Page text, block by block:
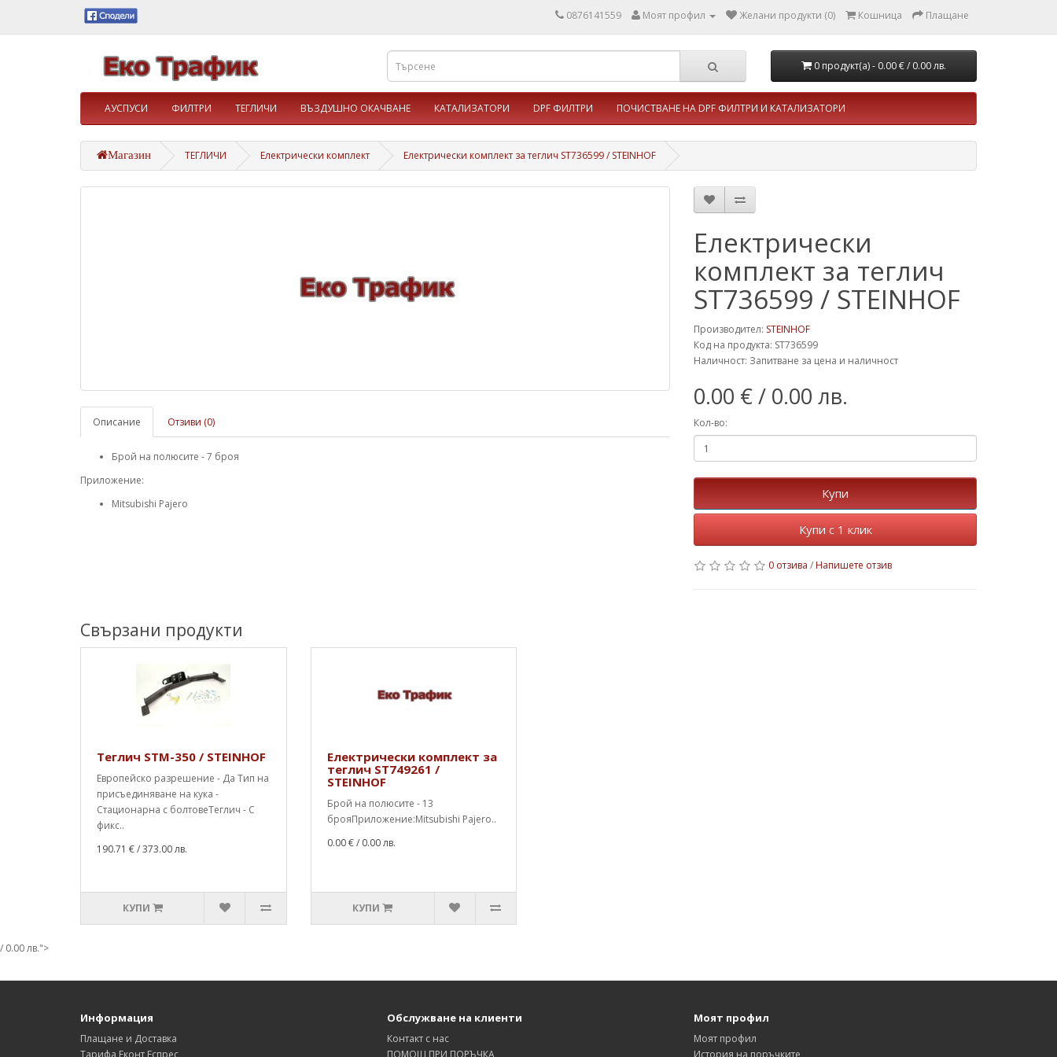
0876141559 Моят профил Желани продукти (0) Кошница Плащане
0 продукт(а) - 0.00 €/ 0.00 лв.
АУСПУСИ ФИЛТРИ ТЕГЛИЧИ ВЪЗДУШНО ОКАЧВАНЕ КАТАЛИЗАТОРИ DPF ФИЛТРИ ПОЧИСТВАНЕ НА DPF ФИЛТРИ И КАТАЛИЗАТОРИ
Магазин ТЕГЛИЧИ Електрически комплект Електрически комплект за теглич ST736599 / STEINHOF
Описание Отзиви (0)
Брой на полюсите - 7 броя
Приложение:
Mitsubishi Pajero
Електрически
комплект за теглич
ST736599 / STEINHOF
Производител: STEINHOF
Код на продукта: ST736599
Наличност: Запитване за цена и наличност
0.00 €/ 0.00 лв.
Кол-во:
Купи
Купи с 1 клик
0 отзива / Напишете отзив
Свързани продукти
Теглич STM-350 / STEINHOF
Европейско разрешение - Да Тип на
присъединяване на кука -
Стационарна с болтовеТеглич - С
фикс..
190.71 €/ 373.00 лв.
КУПИ
Електрически комплект за
теглич ST749261 /
STEINHOF
Брой на полюсите - 13
брояПриложение:Mitsubishi Pajero..
0.00 €/ 0.00 лв.
КУПИ
/ 0.00 лв.">
Информация
Плащане и Доставка
Тарифа Еконт Еспрес
Обслужване на клиенти
Контакт с нас
ПОМОЩ ПРИ ПОРЪЧКА
Моят профил
Моят профил
История на поръчките